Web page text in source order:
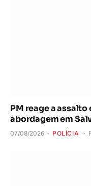
PM reage a
abordagem em
07/08/2026 POLÍCIA